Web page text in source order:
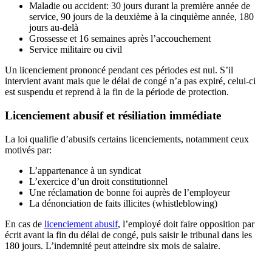
Maladie ou accident: 30 jours durant la première année de
service, 90 jours de la deuxième à la cinquième année, 180
jours au-delà
Grossesse et 16 semaines après l’accouchement
Service militaire ou civil
Un licenciement prononcé pendant ces périodes est nul. S’il
intervient avant mais que le délai de congé n’a pas expiré, celui-ci
est suspendu et reprend à la fin de la période de protection.
Licenciement abusif et résiliation immédiate
La loi qualifie d’abusifs certains licenciements, notamment ceux
motivés par:
L’appartenance à un syndicat
L’exercice d’un droit constitutionnel
Une réclamation de bonne foi auprès de l’employeur
La dénonciation de faits illicites (whistleblowing)
En cas de licenciement abusif, l’employé doit faire opposition par
écrit avant la fin du délai de congé, puis saisir le tribunal dans les
180 jours. L’indemnité peut atteindre six mois de salaire.